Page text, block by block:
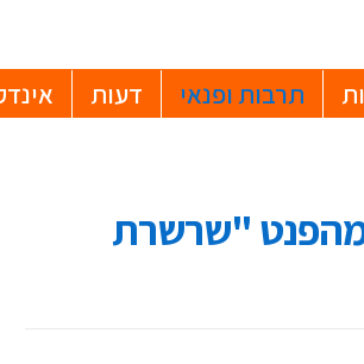
תרבות ופנאי דעות
"שרשרת